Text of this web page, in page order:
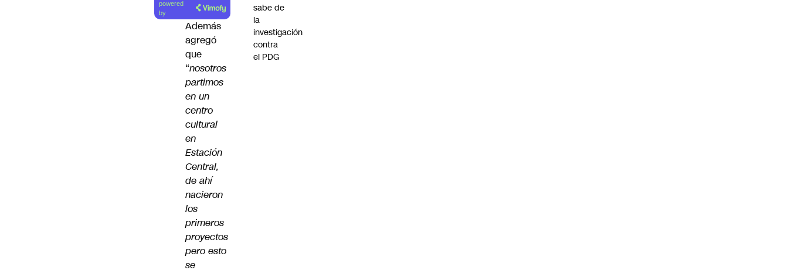
artículo
powered
by
Además
agregó
que
“nosotros
partimos
en un
centro
cultural
en
Estación
Central,
de ahí
nacieron
los
primeros
proyectos
pero esto
se
sabe de
la
investigación
contra
el PDG